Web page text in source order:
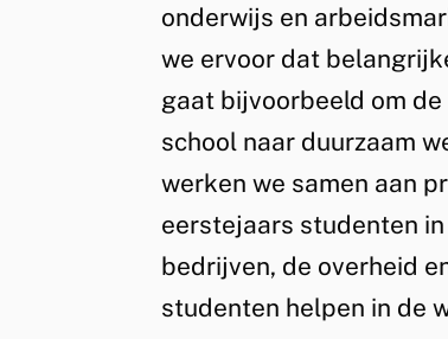
onderwijs en
we ervoor dat
gaat bijvoorbeeld om
school naar duurzaam
werken we samen aan
eerstejaars studenten
bedrijven, de overheid
studenten helpen in de